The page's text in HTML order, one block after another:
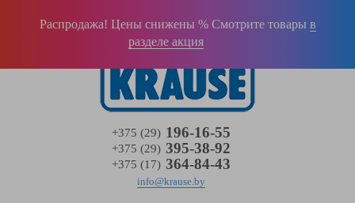
+375 (29) 196-16-55
+375 (29) 395-38-92
+375 (17) 364-84-43
info@krause.by
Распродажа! Цены снижены % Смотрите товары в
разделе акция